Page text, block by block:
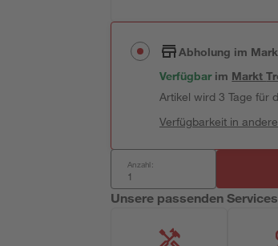
Abholung im
Verfügbar im Markt
Artikel wird 3 Tage für
Verfügbarkeit in
Anzahl:
Unsere passenden Services